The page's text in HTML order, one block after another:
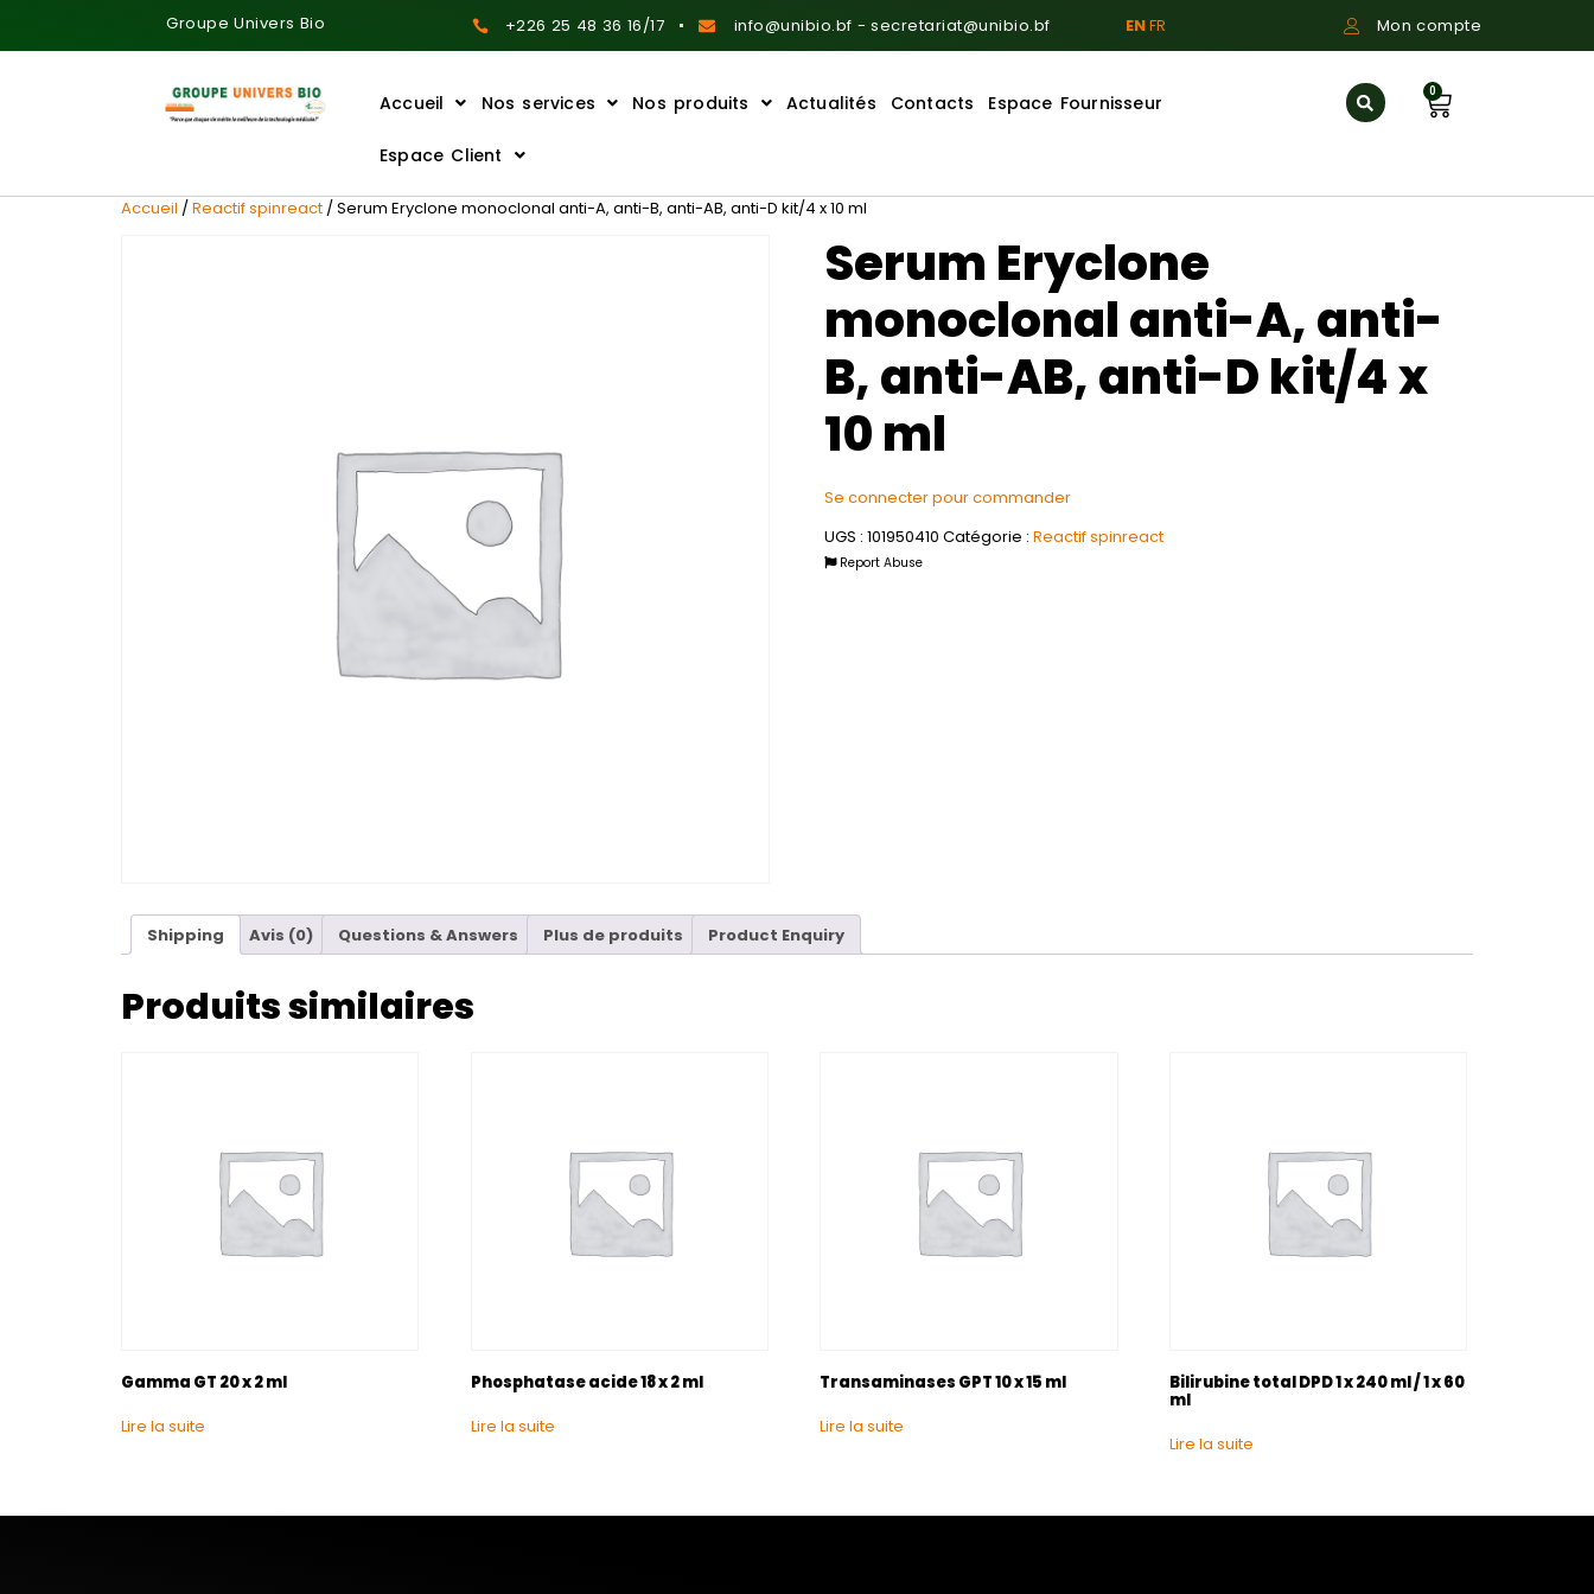
Groupe Univers Bio +226 25 48 36 16/17 info@unibio.bf - secretariat@unibio.bf ENFR Mon compte
Accueil Nos services Nos produits Actualités Contacts Espace Fournisseur
Espace Client
0
Accueil /Reactif spinreact / Serum Eryclone monoclonal anti-A, anti-B, anti-AB, anti-D kit/4 x 10 ml
Serum Eryclone
monoclonal anti-A, anti-
B, anti-AB, anti-D kit/4 x
10 ml
Se connecter pour commander
UGS : 101950410 Catégorie : Reactif spinreact
Report Abuse
Shipping Avis (0) Questions & Answers Plus de produits Product Enquiry
Produits similaires
Gamma GT 20 x 2 ml
Lire la suite
Phosphatase acide 18 x 2 ml
Lire la suite
Transaminases GPT 10 x 15 ml
Lire la suite
Bilirubine total DPD 1 x 240 ml / 1 x 60
ml
Lire la suite